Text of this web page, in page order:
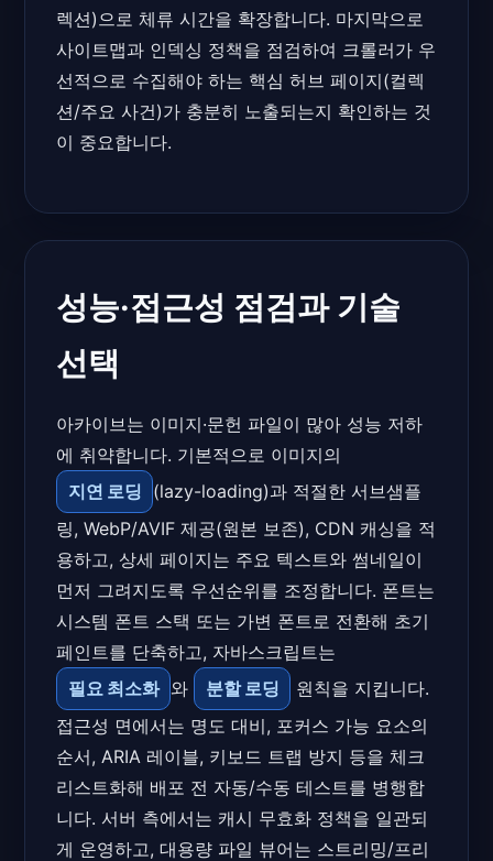
렉션)으로 체류 시간을 확장합니다. 마지막으로
사이트맵과 인덱싱 정책을 점검하여 크롤러가 우
선적으로 수집해야 하는 핵심 허브 페이지(컬렉
션/주요 사건)가 충분히 노출되는지 확인하는 것
이 중요합니다.
성능·접근성 점검과 기술
선택
아카이브는 이미지·문헌 파일이 많아 성능 저하
에 취약합니다. 기본적으로 이미지의
지연 로딩 (lazy-loading)과 적절한 서브샘플
링, WebP/AVIF 제공(원본 보존), CDN 캐싱을 적
용하고, 상세 페이지는 주요 텍스트와 썸네일이
먼저 그려지도록 우선순위를 조정합니다. 폰트는
시스템 폰트 스택 또는 가변 폰트로 전환해 초기
페인트를 단축하고, 자바스크립트는
필요 최소화 와 분할 로딩
원칙을 지킵니다.
접근성 면에서는 명도 대비, 포커스 가능 요소의
순서, ARIA 레이블, 키보드 트랩 방지 등을 체크
리스트화해 배포 전 자동/수동 테스트를 병행합
니다. 서버 측에서는 캐시 무효화 정책을 일관되
게 운영하고, 대용량 파일 뷰어는 스트리밍/프리